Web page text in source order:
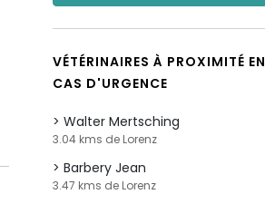
VÉTÉRINAIRES À PROXIMITÉ EN
CAS D'URGENCE
Walter Mertsching
3.04 kms de Lorenz
Barbery Jean
3.47 kms de Lorenz